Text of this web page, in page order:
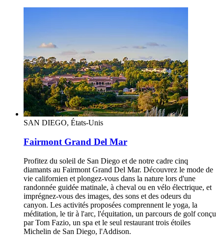
SAN DIEGO, États-Unis
Fairmont Grand Del Mar
Profitez du soleil de San Diego et de notre cadre cinq
diamants au Fairmont Grand Del Mar. Découvrez le mode de
vie californien et plongez-vous dans la nature lors d'une
randonnée guidée matinale, à cheval ou en vélo électrique, et
imprégnez-vous des images, des sons et des odeurs du
canyon. Les activités proposées comprennent le yoga, la
méditation, le tir à l'arc, l'équitation, un parcours de golf conçu
par Tom Fazio, un spa et le seul restaurant trois étoiles
Michelin de San Diego, l'Addison.